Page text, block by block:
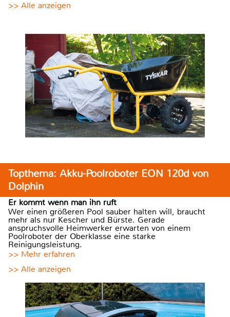
>> Alle anzeigen
Topthema: Akku-Poolroboter EON 120d von
Dolphin
Er kommt wenn man ihn ruft
Wer einen größeren Pool sauber halten will, braucht
mehr als nur Kescher und Bürste. Gerade
anspruchsvolle Heimwerker erwarten von einem
Poolroboter der Oberklasse eine starke
Reinigungsleistung.
>> Mehr erfahren
>> Alle anzeigen